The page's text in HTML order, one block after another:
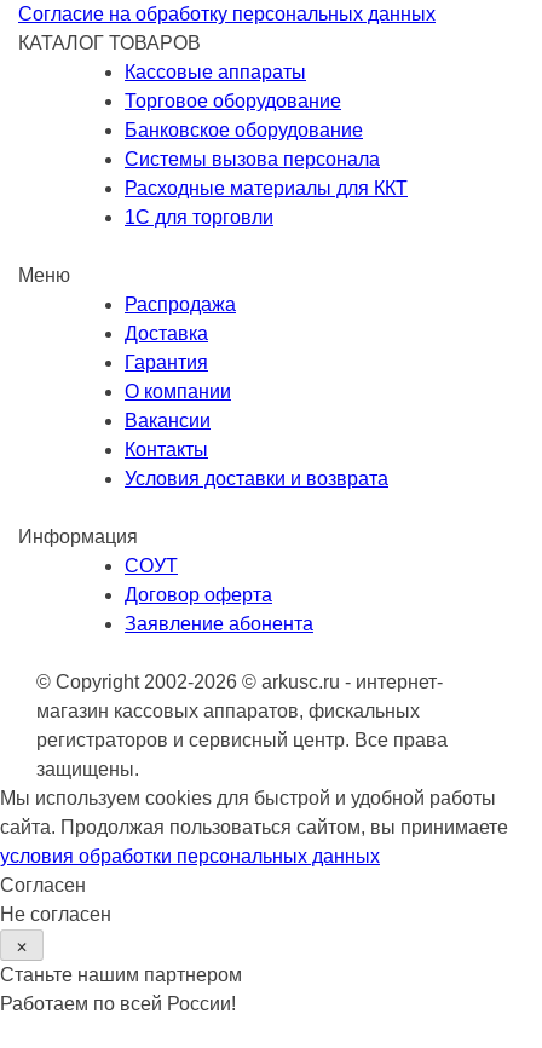
Согласие на обработку персональных данных
КАТАЛОГ ТОВАРОВ
Кассовые аппараты
Торговое оборудование
Банковское оборудование
Системы вызова персонала
Расходные материалы для ККТ
1С для торговли
Меню
Распродажа
Доставка
Гарантия
О компании
Вакансии
Контакты
Условия доставки и возврата
Информация
СОУТ
Договор оферта
Заявление абонента
© Copyright 2002-2026 © arkusc.ru - интернет-
магазин кассовых аппаратов, фискальных
регистраторов и сервисный центр. Все права
защищены.
Мы используем cookies для быстрой и удобной работы
сайта. Продолжая пользоваться сайтом, вы принимаете
условия обработки персональных данных
Согласен
Не согласен
✕
Станьте нашим партнером
Работаем по всей России!